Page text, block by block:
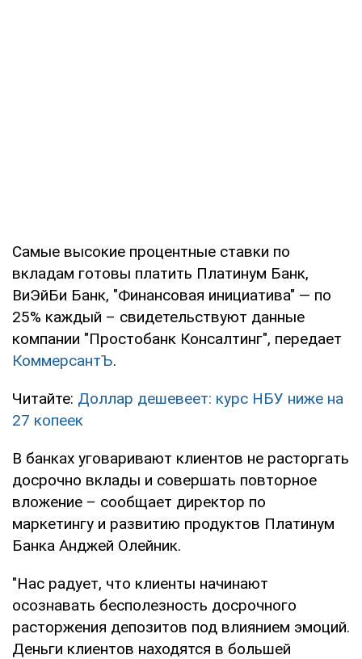
Самые высокие процентные ставки по
вкладам готовы платить Платинум Банк,
ВиЭйБи Банк, "Финансовая инициатива" — по
25% каждый – свидетельствуют данные
компании "Простобанк Консалтинг", передает
КоммерсантЪ.
Читайте: Доллар дешевеет: курс НБУ ниже на
27 копеек
В банках уговаривают клиентов не расторгать
досрочно вклады и совершать повторное
вложение – сообщает директор по
маркетингу и развитию продуктов Платинум
Банка Анджей Олейник.
"Нас радует, что клиенты начинают
осознавать бесполезность досрочного
расторжения депозитов под влиянием эмоций.
Деньги клиентов находятся в большей